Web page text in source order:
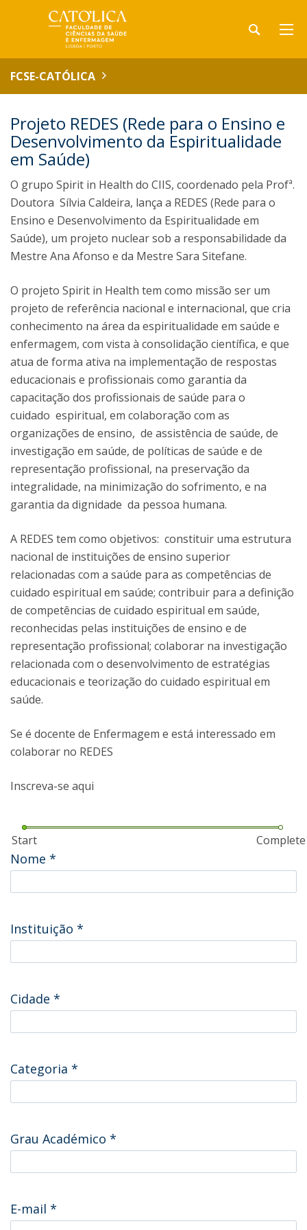
FCSE-CATÓLICA
Projeto REDES (Rede para o Ensino e
Desenvolvimento da Espiritualidade
em Saúde)
O grupo Spirit in Health do CIIS, coordenado pela Profª.
Doutora Sílvia Caldeira, lança a REDES (Rede para o
Ensino e Desenvolvimento da Espiritualidade em
Saúde), um projeto nuclear sob a responsabilidade da
Mestre Ana Afonso e da Mestre Sara Sitefane.
O projeto Spirit in Health tem como missão ser um
projeto de referência nacional e internacional, que cria
conhecimento na área da espiritualidade em saúde e
enfermagem, com vista à consolidação científica, e que
atua de forma ativa na implementação de respostas
educacionais e profissionais como garantia da
capacitação dos profissionais de saúde para o
cuidado espiritual, em colaboração com as
organizações de ensino, de assistência de saúde, de
investigação em saúde, de políticas de saúde e de
representação profissional, na preservação da
integralidade, na minimização do sofrimento, e na
garantia da dignidade da pessoa humana.
A REDES tem como objetivos: constituir uma estrutura
nacional de instituições de ensino superior
relacionadas com a saúde para as competências de
cuidado espiritual em saúde; contribuir para a definição
de competências de cuidado espiritual em saúde,
reconhecidas pelas instituições de ensino e de
representação profissional; colaborar na investigação
relacionada com o desenvolvimento de estratégias
educacionais e teorização do cuidado espiritual em
saúde.
Se é docente de Enfermagem e está interessado em
colaborar no REDES
Inscreva-se aqui
Start Complete
Nome *
Instituição *
Cidade *
Categoria *
Grau Académico *
E-mail *